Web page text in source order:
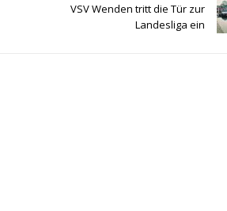
VSV Wenden tritt die Tür zur
Landesliga ein